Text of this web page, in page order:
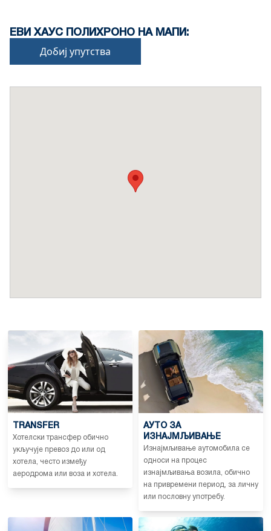
ЕВИ ХАУС ПОЛИХРОНО НА МАПИ:
Добиј упутства
TRANSFER
Хотелски трансфер обично
укључује превоз до или од
хотела, често између
аеродрома или воза и хотела.
АУТО ЗА
ИЗНАЈМЉИВАЊЕ
Изнајмљивање аутомобила се
односи на процес
изнајмљивања возила, обично
на привремени период, за личну
или пословну употребу.